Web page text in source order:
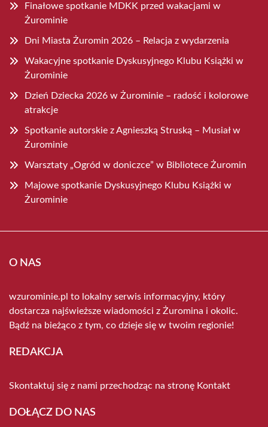
Finałowe spotkanie MDKK przed wakacjami w
Żurominie
Dni Miasta Żuromin 2026 – Relacja z wydarzenia
Wakacyjne spotkanie Dyskusyjnego Klubu Książki w
Żurominie
Dzień Dziecka 2026 w Żurominie – radość i kolorowe
atrakcje
Spotkanie autorskie z Agnieszką Struską – Musiał w
Żurominie
Warsztaty „Ogród w doniczce” w Bibliotece Żuromin
Majowe spotkanie Dyskusyjnego Klubu Książki w
Żurominie
O NAS
wzurominie.pl to lokalny serwis informacyjny, który
dostarcza najświeższe wiadomości z Żuromina i okolic.
Bądź na bieżąco z tym, co dzieje się w twoim regionie!
REDAKCJA
Skontaktuj się z nami przechodząc na stronę Kontakt
DOŁĄCZ DO NAS